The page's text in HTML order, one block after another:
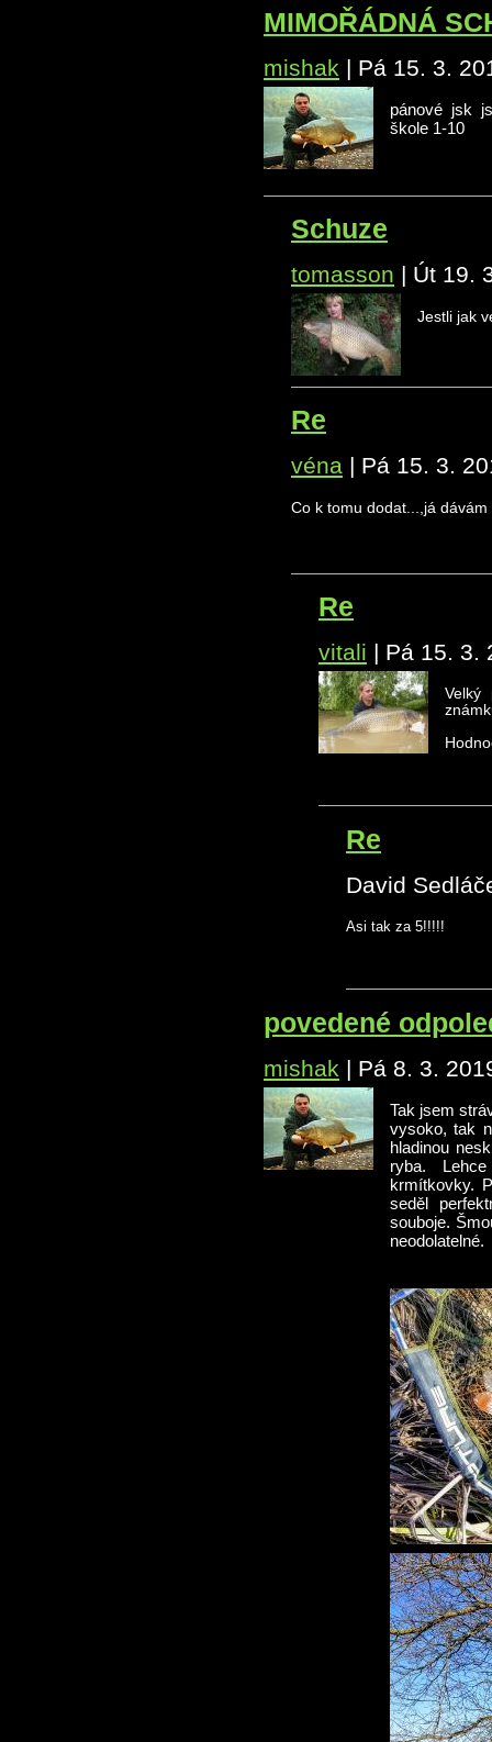
MIMOŘÁDNÁ
mishak | Pá 15. 3.
pánové jsk
škole 1-10
Schuze
tomasson | Út 19.
Jestli jak
Re
véna | Pá 15. 3.
Co k tomu dodat...,já dávám
Re
vitali | Pá 15. 3.
Velký
Re
David
Asi tak za 5!!!!!
povedené
mishak | Pá 8. 3.
Tak jsem
vysoko, tak
hladinou
ryba.
krmítkovky.
seděl
souboje.
neodolatelné.